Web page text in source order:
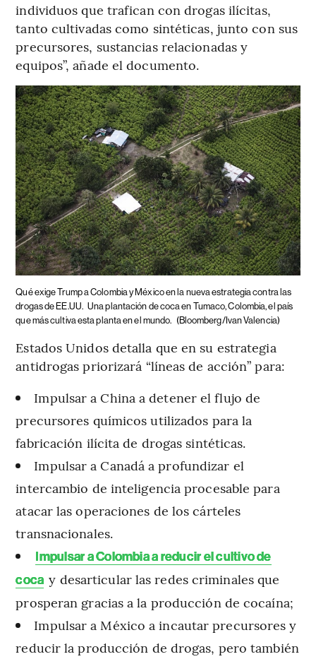
individuos que trafican con drogas ilícitas,
tanto cultivadas como sintéticas, junto con sus
precursores, sustancias relacionadas y
equipos”, añade el documento.
Qué exige Trump a Colombia y México en la nueva estrategia contra las
drogas de EE.UU. Una plantación de coca en Tumaco, Colombia, el país
que más cultiva esta planta en el mundo. (Bloomberg/Ivan Valencia)
Estados Unidos detalla que en su estrategia
antidrogas priorizará “líneas de acción” para:
Impulsar a China a detener el flujo de
precursores químicos utilizados para la
fabricación ilícita de drogas sintéticas.
Impulsar a Canadá a profundizar el
intercambio de inteligencia procesable para
atacar las operaciones de los cárteles
transnacionales.
Impulsar a Colombia a reducir el cultivo de
coca y desarticular las redes criminales que
prosperan gracias a la producción de cocaína;
Impulsar a México a incautar precursores y
reducir la producción de drogas, pero también